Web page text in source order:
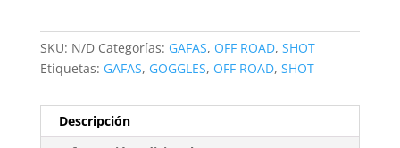
SKU: N/D Categorías: GAFAS, OFF ROAD, SHOT
Etiquetas: GAFAS, GOGGLES, OFF ROAD, SHOT
Descripción